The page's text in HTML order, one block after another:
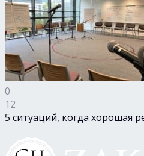
0
12
5 ситуаций, когда хорошая